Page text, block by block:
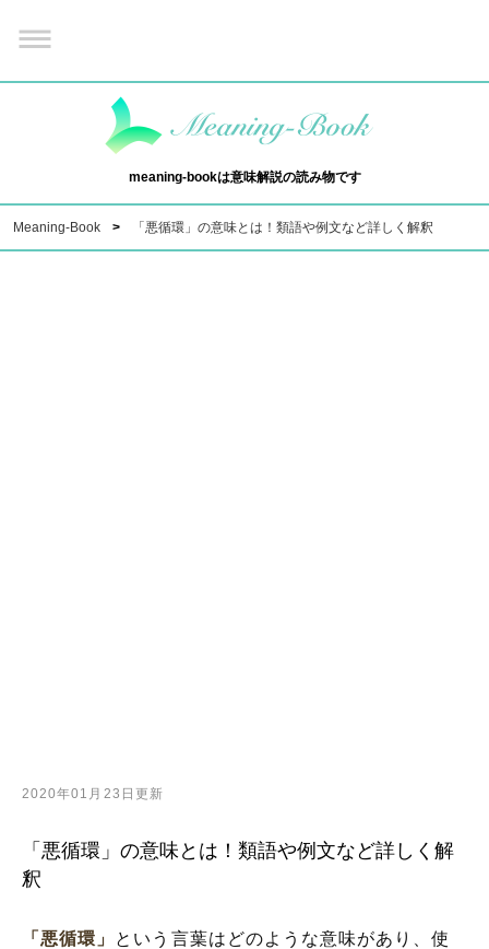
meaning-bookは意味解説の読み物です
Meaning-Book 「悪循環」の意味とは！類語や例文など詳しく解釈
2020年01月23日更新
「悪循環」の意味とは！類語や例文など詳しく解
釈
「悪循環」 という言葉はどのような意味があり、使